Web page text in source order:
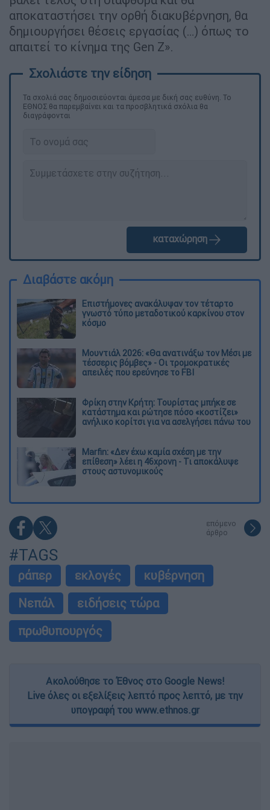
αποκαταστήσει την ορθή διακυβέρνηση, θα
δημιουργήσει θέσεις εργασίας (…) όπως το
απαιτεί το κίνημα της Gen Z».
Τα σχολιά σας δημοσιεύονται άμεσα με δική σας ευθύνη. Το
ΕΘΝΟΣ θα παρεμβαίνει και τα προσβλητικά σχόλια θα
διαγράφονται
καταχώρηση
Διαβάστε ακόμη
Επιστήμονες ανακάλυψαν τον τέταρτο
γνωστό τύπο μεταδοτικού καρκίνου στον
κόσμο
Μουντιάλ 2026: «Θα ανατινάξω τον Μέσι με
τέσσερις βόμβες» - Οι τρομοκρατικές
απειλές που ερεύνησε το FBI
Φρίκη στην Κρήτη: Τουρίστας μπήκε σε
κατάστημα και ρώτησε πόσο «κοστίζει»
ανήλικο κορίτσι για να ασελγήσει πάνω του
Marfin: «Δεν έχω καμία σχέση με την
επίθεση» λέει η 46χρονη - Τι αποκάλυψε
στους αστυνομικούς
επόμενο
άρθρο
#TAGS
ράπερ εκλογές
κυβέρνηση
Νεπάλ
ειδήσεις τώρα
πρωθυπουργός
Ακολούθησε το Έθνος στο Google News!
Live όλες οι εξελίξεις λεπτό προς λεπτό, με την
υπογραφή του www.ethnos.gr